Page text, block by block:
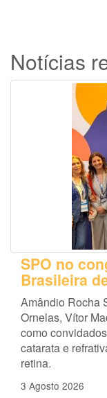
Notícias
SPO no
Brasileira
Amândio Rocha
Ornelas, Vítor
como
catarata e
retina.
3 Agosto 2026